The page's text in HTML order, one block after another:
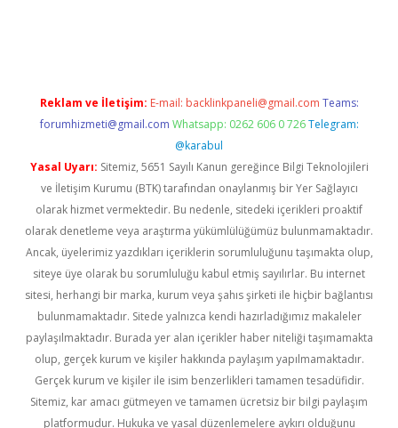
Reklam ve İletişim: E-mail: backlinkpaneli@gmail.com Teams:
forumhizmeti@gmail.com Whatsapp: 0262 606 0 726 Telegram:
@karabul
Yasal Uyarı: Sitemiz, 5651 Sayılı Kanun gereğince Bilgi Teknolojileri
ve İletişim Kurumu (BTK) tarafından onaylanmış bir Yer Sağlayıcı
olarak hizmet vermektedir. Bu nedenle, sitedeki içerikleri proaktif
olarak denetleme veya araştırma yükümlülüğümüz bulunmamaktadır.
Ancak, üyelerimiz yazdıkları içeriklerin sorumluluğunu taşımakta olup,
siteye üye olarak bu sorumluluğu kabul etmiş sayılırlar. Bu internet
sitesi, herhangi bir marka, kurum veya şahıs şirketi ile hiçbir bağlantısı
bulunmamaktadır. Sitede yalnızca kendi hazırladığımız makaleler
paylaşılmaktadır. Burada yer alan içerikler haber niteliği taşımamakta
olup, gerçek kurum ve kişiler hakkında paylaşım yapılmamaktadır.
Gerçek kurum ve kişiler ile isim benzerlikleri tamamen tesadüfidir.
Sitemiz, kar amacı gütmeyen ve tamamen ücretsiz bir bilgi paylaşım
platformudur. Hukuka ve yasal düzenlemelere aykırı olduğunu